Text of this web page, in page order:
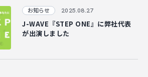
お知らせ 2025.08.27
J-WAVE『STEP ONE』に弊社代表
が出演しました